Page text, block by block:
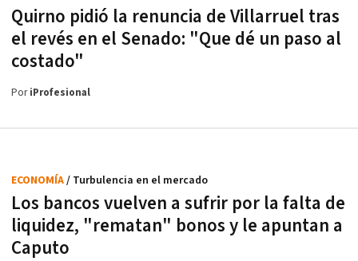
Quirno pidió la renuncia de Villarruel tras
el revés en el Senado: "Que dé un paso al
costado"
PoriProfesional
Los bancos vuelven a sufrir por la falta de
liquidez, "rematan" bonos y le apuntan a
Caputo
ECONOMÍA/ Turbulencia en el mercado